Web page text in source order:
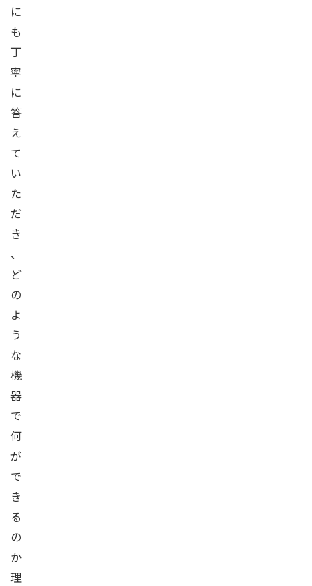
に
も
丁
寧
に
答
え
て
い
た
だ
き
、
ど
の
よ
う
な
機
器
で
何
が
で
き
る
の
か
理